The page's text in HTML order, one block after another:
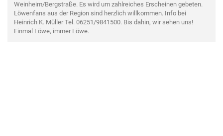
Weinheim/Bergstraße. Es wird um zahlreiches Erscheinen gebeten.
Löwenfans aus der Region sind herzlich willkommen. Info bei
Heinrich K. Müller Tel. 06251/9841500. Bis dahin, wir sehen uns!
Einmal Löwe, immer Löwe.